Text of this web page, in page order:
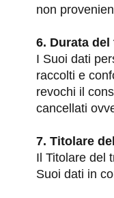
non
6. Durata
I Suoi dati
raccolti e
revochi il
cancellati
7. Titolare
Il Titolare del
Suoi dati in